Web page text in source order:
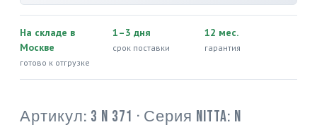
На складе в
Москве
готово к отгрузке
1–3 дня
срок поставки
12 мес.
гарантия
Артикул: 3 N 371 · Серия Nitta: N